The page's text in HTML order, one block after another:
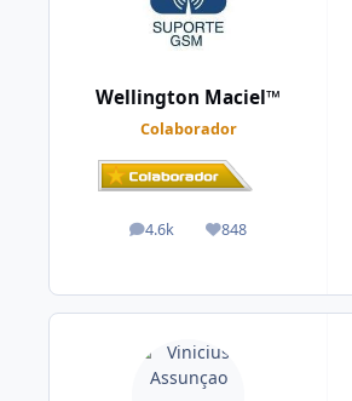
Wellington Maciel™
Colaborador
4.6k
posts 848
Reputação